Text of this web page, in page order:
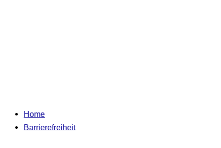
Home
Barrierefreiheit